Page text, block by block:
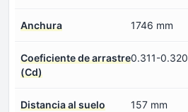
Anchura 1746 mm
Coeficiente de arrastre
(Cd)
0.311-0.320
Distancia al suelo 157 mm